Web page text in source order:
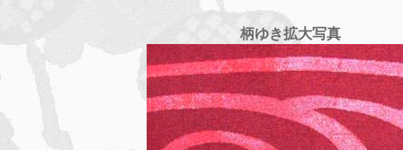
柄ゆき拡大写真